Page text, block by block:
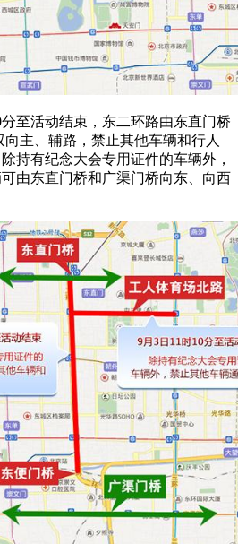
至活动结束，东二环路由东直门桥
主、辅路，禁止其他车辆和行人
持有纪念大会专用证件的车辆外，
由东直门桥和广渠门桥向东、向西